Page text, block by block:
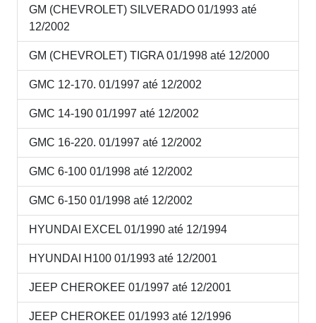
GM (CHEVROLET) SILVERADO 01/1993 até
12/2002
GM (CHEVROLET) TIGRA 01/1998 até 12/2000
GMC 12-170. 01/1997 até 12/2002
GMC 14-190 01/1997 até 12/2002
GMC 16-220. 01/1997 até 12/2002
GMC 6-100 01/1998 até 12/2002
GMC 6-150 01/1998 até 12/2002
HYUNDAI EXCEL 01/1990 até 12/1994
HYUNDAI H100 01/1993 até 12/2001
JEEP CHEROKEE 01/1997 até 12/2001
JEEP CHEROKEE 01/1993 até 12/1996